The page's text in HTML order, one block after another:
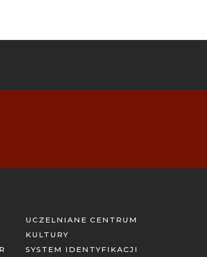
UCZELNIANE CENTRUM
KULTURY
SYSTEM IDENTYFIKACJI